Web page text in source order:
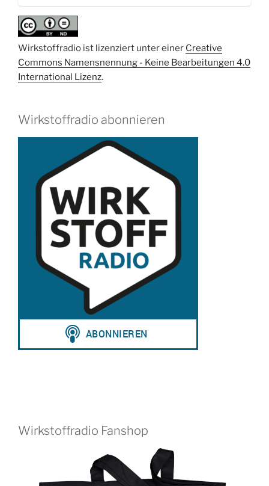
Flupirtin“
Wirkstoffradio ist lizenziert unter einer Creative
Commons Namensnennung - Keine Bearbeitungen 4.0
International Lizenz.
Wirkstoffradio abonnieren
Wirkstoffradio Fanshop